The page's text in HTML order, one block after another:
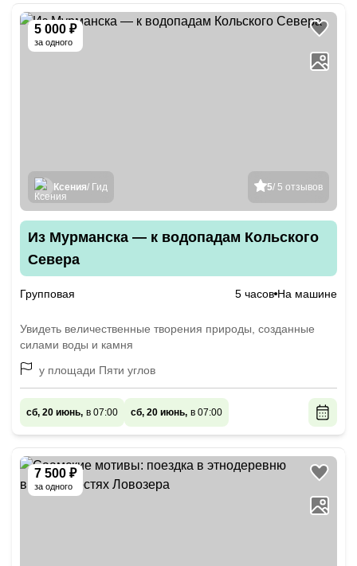
5 000 ₽
за одного
5/ 5 отзывов
Ксения/ Гид
Из Мурманска — к водопадам Кольского
Севера
Групповая 5 часов На машине
Увидеть величественные творения природы, созданные
силами воды и камня
у площади Пяти углов
сб, 20 июнь, в 07:00 сб, 20 июнь, в 07:00
7 500 ₽
за одного